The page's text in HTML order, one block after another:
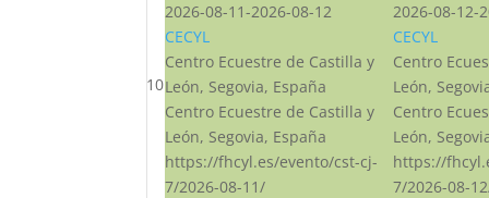
10
2026-08-11-2026-08-12
CECYL
Centro Ecuestre de Castilla y
León, Segovia, España
Centro Ecuestre de Castilla y
León, Segovia, España
https://fhcyl.es/evento/cst-cj-
7/2026-08-11/
2026-08-12-
CECYL
Centro
León,
Centro
León,
https://
7/2026-08-